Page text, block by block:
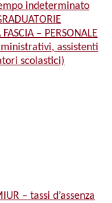
indeterminato
– PERSONALE
assistenti
scolastici)
– tassi d’assenza